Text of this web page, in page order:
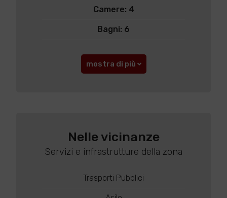
Camere: 4
Bagni: 6
mostra di più
Nelle vicinanze
Servizi e infrastrutture della zona
Trasporti Pubblici